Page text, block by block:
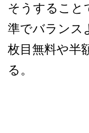
そうすること
準でバランス
枚目無料や半
る。